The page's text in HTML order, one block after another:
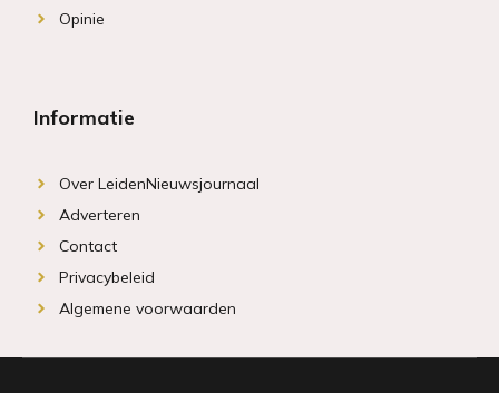
Opinie
Informatie
Over LeidenNieuwsjournaal
Adverteren
Contact
Privacybeleid
Algemene voorwaarden